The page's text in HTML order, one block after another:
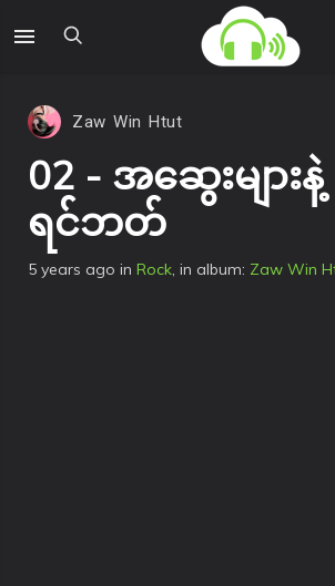
Zaw Win Htut
02 - အဆွေးများနဲ့
ရင်ဘတ်
5 years ago in Rock, in album: Zaw Win